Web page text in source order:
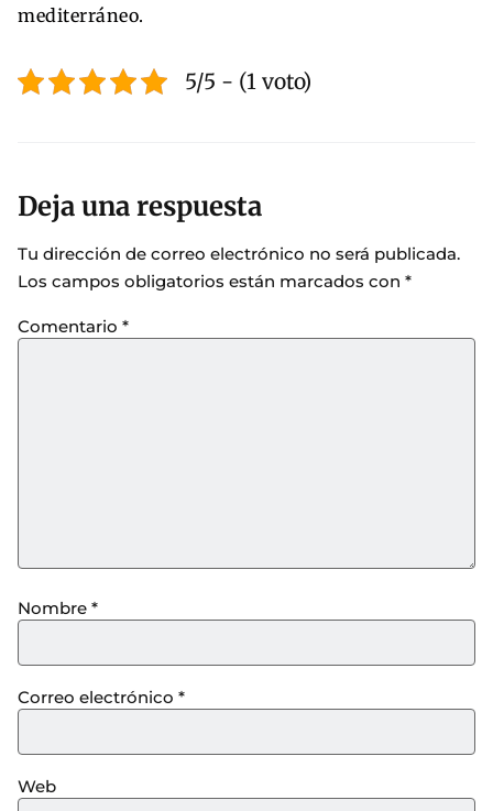
mediterráneo.
5/5 - (1 voto)
Deja una respuesta
Tu dirección de correo electrónico no será publicada.
Los campos obligatorios están marcados con *
Comentario *
Nombre *
Correo electrónico *
Web